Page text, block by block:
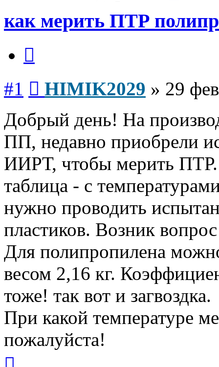
как мерить ПТР
#1 HIMIK2029 » 29
Добрый день! На
ПП, недавно приобрели
ИИРТ, чтобы мерить
таблица - с
нужно проводить
пластиков. Возник
Для полипропилена
весом 2,16 кг.
тоже! так вот и загвоздка.
При какой температуре
пожалуйста!